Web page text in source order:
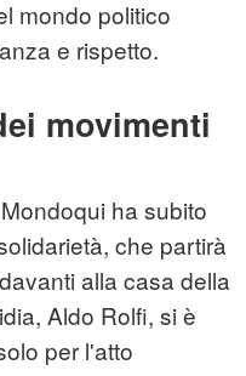
mondo politico
e rispetto.
movimenti
ha subito
che partirà
alla casa della
Aldo Rolfi, si è
per l'atto